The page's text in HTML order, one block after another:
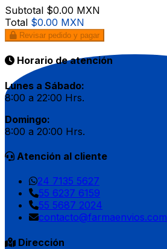
Subtotal $0.00 MXN
Total $0.00 MXN
Revisar pedido y pagar
Horario de atención
Lunes a Sábado:
8:00 a 22:00 Hrs.
Domingo:
8:00 a 20:00 Hrs.
Atención al cliente
24 7135 5627
55 6237 6159
55 5687 2024
contacto@farmaenvios.com
Dirección